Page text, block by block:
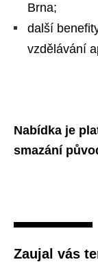
Brna;
další
vzdělávání
Nabídka je
smazání
Zaujal vás